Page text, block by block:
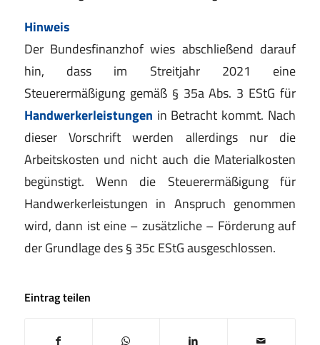
Hinweis
Der Bundesfinanzhof wies abschließend darauf
hin, dass im Streitjahr 2021 eine
Steuerermäßigung gemäß § 35a Abs. 3 EStG für
Handwerkerleistungen in Betracht kommt. Nach
dieser Vorschrift werden allerdings nur die
Arbeitskosten und nicht auch die Materialkosten
begünstigt. Wenn die Steuerermäßigung für
Handwerkerleistungen in Anspruch genommen
wird, dann ist eine – zusätzliche – Förderung auf
der Grundlage des § 35c EStG ausgeschlossen.
Eintrag teilen